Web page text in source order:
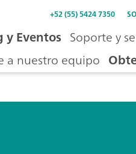
+52 (55) 5424 7350
y Eventos Soporte y
a nuestro equipo